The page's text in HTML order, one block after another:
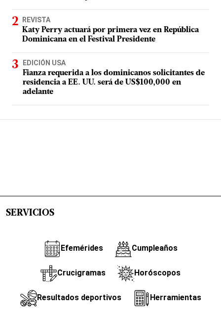
REVISTA
Katy Perry actuará por primera vez en República
Dominicana en el Festival Presidente
EDICIÓN USA
Fianza requerida a los dominicanos solicitantes de
residencia a EE. UU. será de US$100,000 en
adelante
SERVICIOS
Efemérides Cumpleaños
Crucigramas Horóscopos
Resultados deportivos Herramientas